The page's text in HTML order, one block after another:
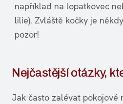
například na lopatkovec
lilie). Zvláště kočky je
pozor!
Nejčastější otázky,
Jak často zalévat pokojové